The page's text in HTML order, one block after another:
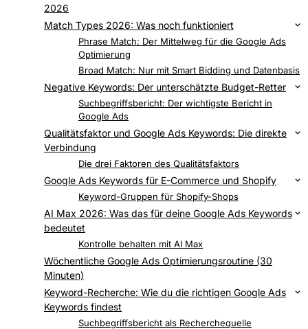
2026
Match Types 2026: Was noch funktioniert
Exact Match: Kontrolle auf Kosten der Reichweite
Phrase Match: Der Mittelweg für die Google Ads
Optimierung
Broad Match: Nur mit Smart Bidding und Datenbasis
Negative Keywords: Der unterschätzte Budget-Retter
Typische Negative Keywords nach Ziel
Suchbegriffsbericht: Der wichtigste Bericht in
Google Ads
Qualitätsfaktor und Google Ads Keywords: Die direkte
Verbindung
Wie der Qualitätsfaktor den CPC bestimmt
Die drei Faktoren des Qualitätsfaktors
Google Ads Keywords für E-Commerce und Shopify
Die drei Keyword-Typen für Online-Shops
Keyword-Gruppen für Shopify-Shops
AI Max 2026: Was das für deine Google Ads Keywords
bedeutet
Wann AI Max sinnvoll ist
Kontrolle behalten mit AI Max
Wöchentliche Google Ads Optimierungsroutine (30
Minuten)
Keyword-Recherche: Wie du die richtigen Google Ads
Keywords findest
Google Keyword Planer
Suchbegriffsbericht als Recherchequelle